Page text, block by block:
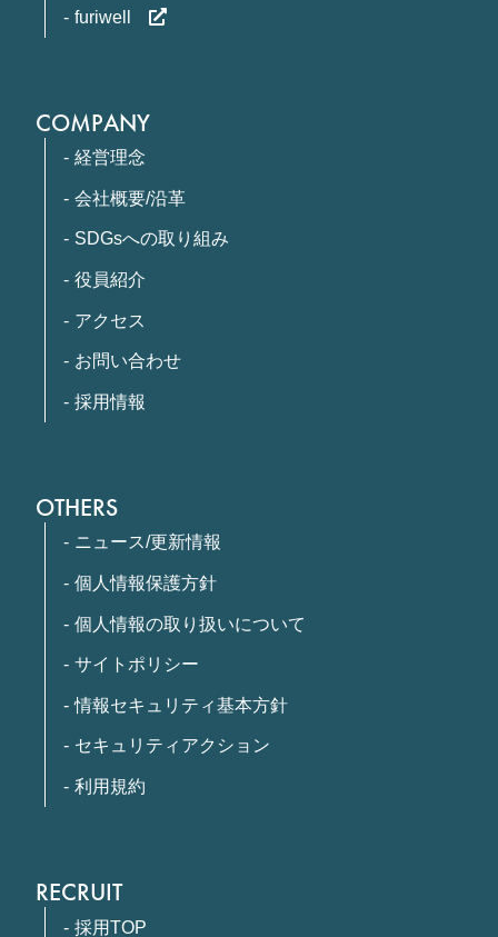
furiwell
COMPANY
経営理念
会社概要/沿革
SDGsへの取り組み
役員紹介
アクセス
お問い合わせ
採用情報
OTHERS
ニュース/更新情報
個人情報保護方針
個人情報の取り扱いについて
サイトポリシー
情報セキュリティ基本方針
セキュリティアクション
利用規約
RECRUIT
採用TOP